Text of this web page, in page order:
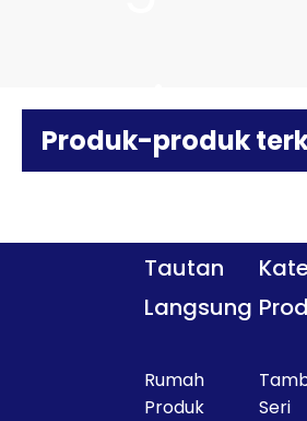
Lapis
Untuk
Produk-produk
Tautan
Langsung
Rumah
Produk
Seri